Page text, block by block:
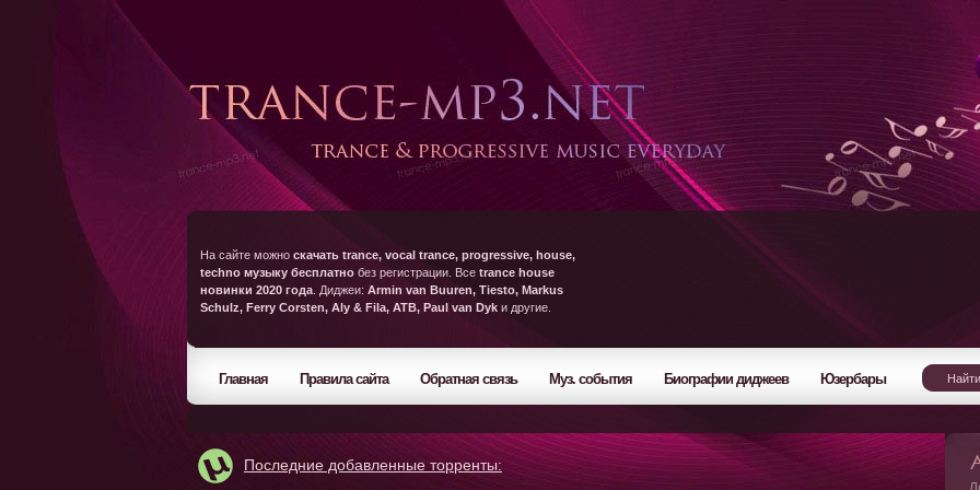
На сайте можно скачать trance, vocal trance, progressive, house,
techno музыку бесплатно без регистрации. Все trance house
новинки 2020 года . Диджеи: Armin van Buuren, Tiesto, Markus
Schulz, Ferry Corsten, Aly & Fila, ATB, Paul van Dyk и другие.
Главная Правила сайта Обратная связь Муз. события Биографии диджеев Юзербары
Последние добавленные торренты: